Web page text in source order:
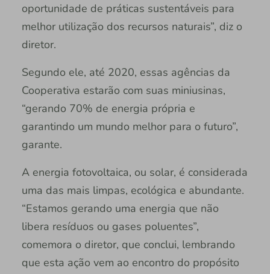
oportunidade de práticas sustentáveis para
melhor utilização dos recursos naturais”, diz o
diretor.
Segundo ele, até 2020, essas agências da
Cooperativa estarão com suas miniusinas,
“gerando 70% de energia própria e
garantindo um mundo melhor para o futuro”,
garante.
A energia fotovoltaica, ou solar, é considerada
uma das mais limpas, ecológica e abundante.
“Estamos gerando uma energia que não
libera resíduos ou gases poluentes”,
comemora o diretor, que conclui, lembrando
que esta ação vem ao encontro do propósito